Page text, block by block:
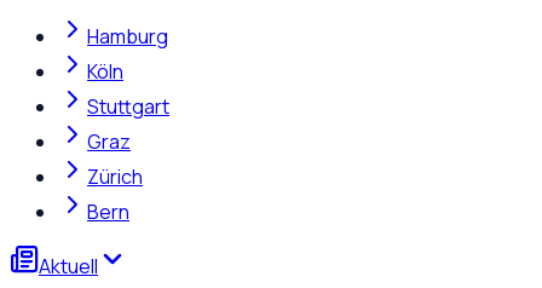
Hamburg
Köln
Stuttgart
Graz
Zürich
Bern
Aktuell